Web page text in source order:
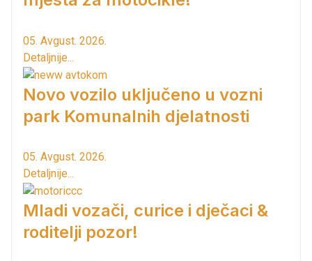
05. Avgust. 2026.
Detaljnije...
Novo vozilo uključeno u vozni
park Komunalnih djelatnosti
05. Avgust. 2026.
Detaljnije...
Mladi vozači, curice i dječaci &
roditelji pozor!